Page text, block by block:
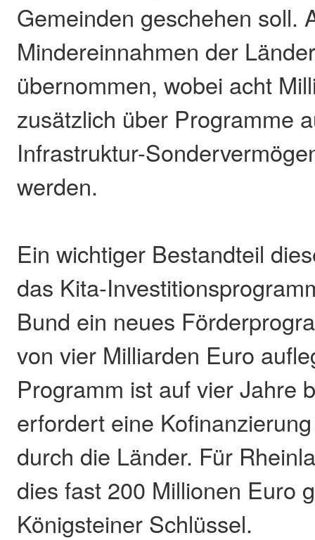
Gemeinden geschehen soll.
Mindereinnahmen der
übernommen, wobei acht
zusätzlich über Programme
Infrastruktur-
werden.
Ein wichtiger Bestandteil
das Kita-
Bund ein neues
von vier Milliarden Euro
Programm ist auf vier Jahre
erfordert eine
durch die Länder. Für
dies fast 200 Millionen Euro
Königsteiner Schlüssel.